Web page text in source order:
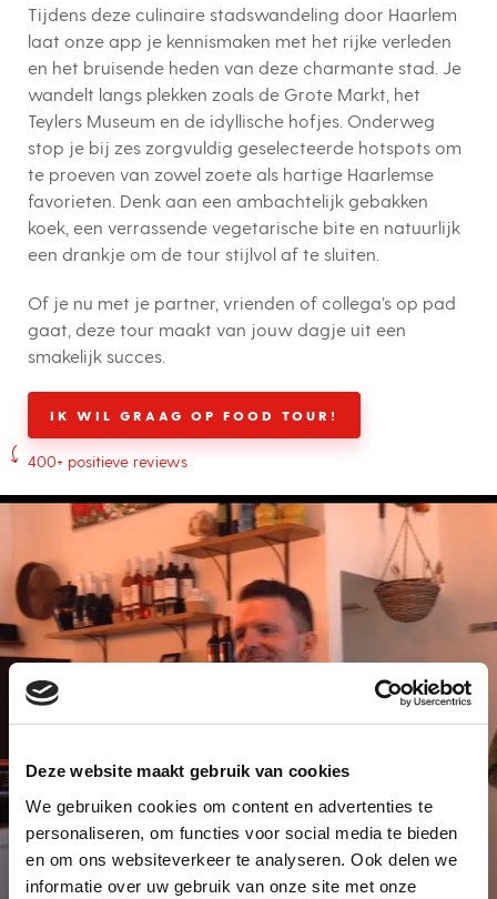
Deze website maakt gebruik van cookies
We gebruiken cookies om content en advertenties te
personaliseren, om functies voor social media te bieden
en om ons websiteverkeer te analyseren. Ook delen we
informatie over uw gebruik van onze site met onze
Tijdens deze culinaire stadswandeling door Haarlem
laat onze app je kennismaken met het rijke verleden
en het bruisende heden van deze charmante stad. Je
wandelt langs plekken zoals de Grote Markt, het
Teylers Museum en de idyllische hofjes. Onderweg
stop je bij zes zorgvuldig geselecteerde hotspots om
te proeven van zowel zoete als hartige Haarlemse
favorieten. Denk aan een ambachtelijk gebakken
koek, een verrassende vegetarische bite en natuurlijk
een drankje om de tour stijlvol af te sluiten.
Of je nu met je partner, vrienden of collega’s op pad
gaat, deze tour maakt van jouw dagje uit een
smakelijk succes.
IK WIL GRAAG OP FOOD TOUR!
400+ positieve reviews
KORTE SNEAKPEAK!